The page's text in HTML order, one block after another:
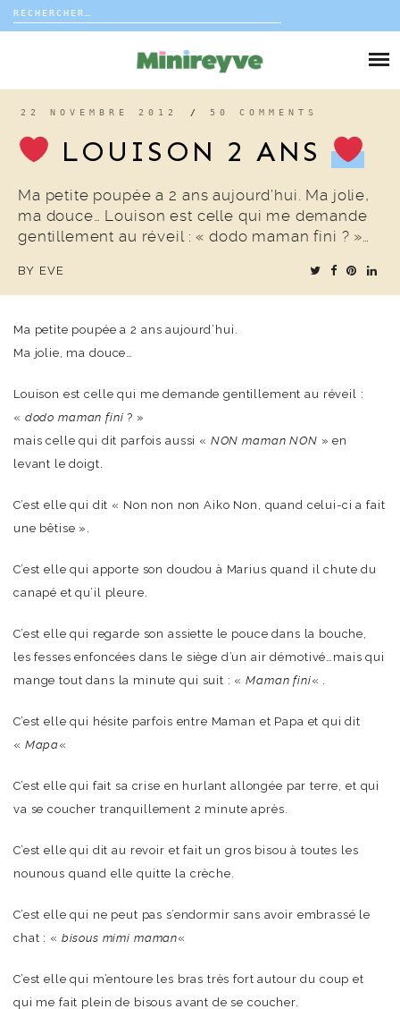
Rechercher :
DÉCO
VOYAGE
22 NOVEMBRE 2012 / 50 COMMENTS
LOUISON 2 ANS
Ma petite poupée a 2 ans aujourd’hui. Ma jolie,
ma douce… Louison est celle qui me demande
gentillement au réveil : « dodo maman fini ? »…
BY EVE
Ma petite poupée a 2 ans aujourd’hui.
Ma jolie, ma douce…
Louison est celle qui me demande gentillement au réveil :
« dodo maman fini ? »
mais celle qui dit parfois aussi « NON maman NON » en
levant le doigt.
C’est elle qui dit « Non non non Aiko Non, quand celui-ci a fait
une bêtise ».
C’est elle qui apporte son doudou à Marius quand il chute du
canapé et qu’il pleure.
C’est elle qui regarde son assiette le pouce dans la bouche,
les fesses enfoncées dans le siège d’un air démotivé…mais qui
mange tout dans la minute qui suit : «Maman fini« .
C’est elle qui hésite parfois entre Maman et Papa et qui dit
« Mapa«
C’est elle qui fait sa crise en hurlant allongée par terre, et qui
va se coucher tranquillement 2 minute après.
C’est elle qui dit au revoir et fait un gros bisou à toutes les
nounous quand elle quitte la crèche.
C’est elle qui ne peut pas s’endormir sans avoir embrassé le
chat : « bisous mimi maman«
C’est elle qui m’entoure les bras très fort autour du coup et
qui me fait plein de bisous avant de se coucher.